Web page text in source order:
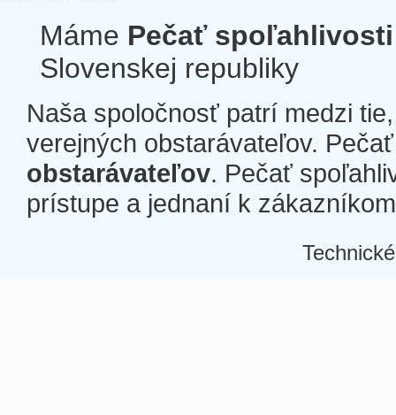
Máme Pečať spoľahlivosti
Slovenskej republiky
Naša spoločnosť patrí medzi
verejných obstarávateľov.
obstarávateľov. Pečať
prístupe a jednaní k